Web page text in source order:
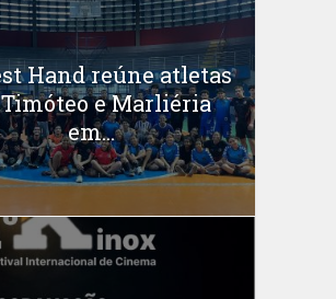
Hand reúne atletas
e Marliéria
em...